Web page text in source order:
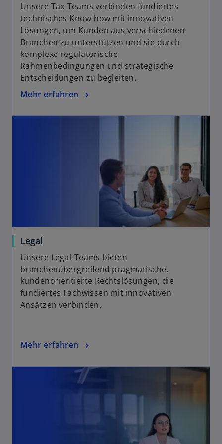
Unsere Tax-Teams verbinden fundiertes
technisches Know-how mit innovativen
Lösungen, um Kunden aus verschiedenen
Branchen zu unterstützen und sie durch
komplexe regulatorische
Rahmenbedingungen und strategische
Entscheidungen zu begleiten.
Mehr erfahren
Legal
Unsere Legal-Teams bieten
branchenübergreifend pragmatische,
kundenorientierte Rechtslösungen, die
fundiertes Fachwissen mit innovativen
Ansätzen verbinden.
Mehr erfahren